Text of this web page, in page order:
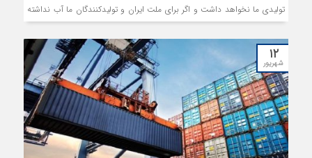
تولیدی ما نخواهد داشت و اگر برای ملت ایران و تولیدکنندگان ما آب نداشته
۱۲
شهریور